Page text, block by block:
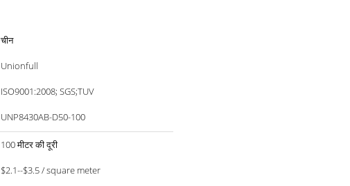
चीन
Unionfull
ISO9001:2008; SGS;TUV
UNP8430AB-D50-100
100 मीटर की दूरी
$2.1--$3.5 / square meter